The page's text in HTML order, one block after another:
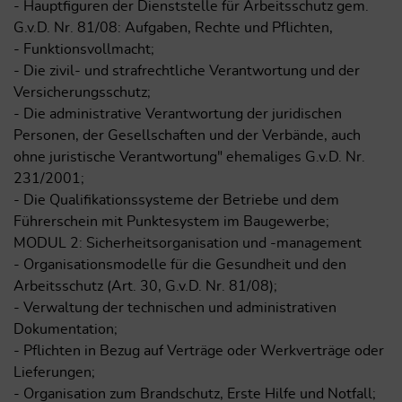
- Hauptfiguren der Dienststelle für Arbeitsschutz gem.
G.v.D. Nr. 81/08: Aufgaben, Rechte und Pflichten,
- Funktionsvollmacht;
- Die zivil- und strafrechtliche Verantwortung und der
Versicherungsschutz;
- Die administrative Verantwortung der juridischen
Personen, der Gesellschaften und der Verbände, auch
ohne juristische Verantwortung" ehemaliges G.v.D. Nr.
231/2001;
- Die Qualifikationssysteme der Betriebe und dem
Führerschein mit Punktesystem im Baugewerbe;
MODUL 2: Sicherheitsorganisation und -management
- Organisationsmodelle für die Gesundheit und den
Arbeitsschutz (Art. 30, G.v.D. Nr. 81/08);
- Verwaltung der technischen und administrativen
Dokumentation;
- Pflichten in Bezug auf Verträge oder Werkverträge oder
Lieferungen;
- Organisation zum Brandschutz, Erste Hilfe und Notfall;